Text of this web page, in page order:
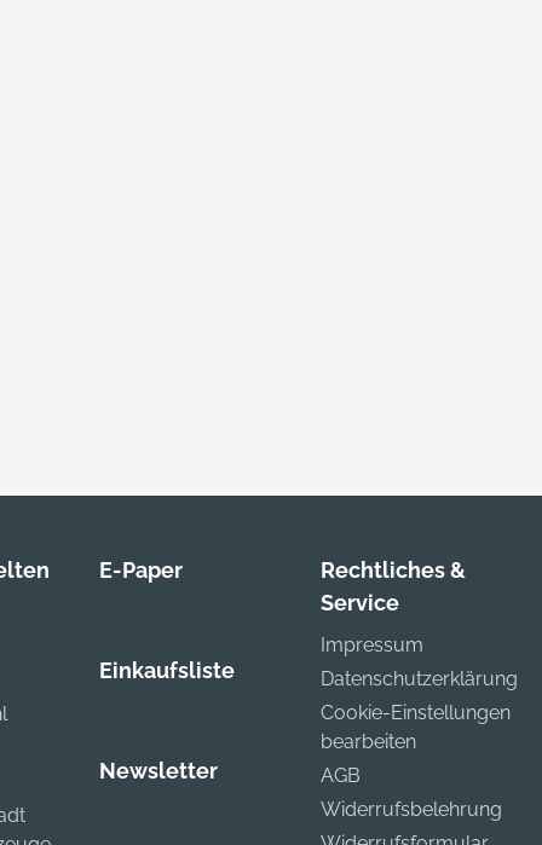
E-Paper
Einkaufsliste
Newsletter
Rechtliches &
Service
Impressum
Datenschutzerklärung
Cookie-Einstellungen
bearbeiten
AGB
Widerrufsbelehrung